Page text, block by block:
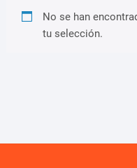
No se han
tu selección.